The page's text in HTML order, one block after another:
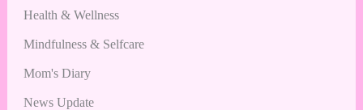
Health & Wellness
Mindfulness & Selfcare
Mom's Diary
News Update